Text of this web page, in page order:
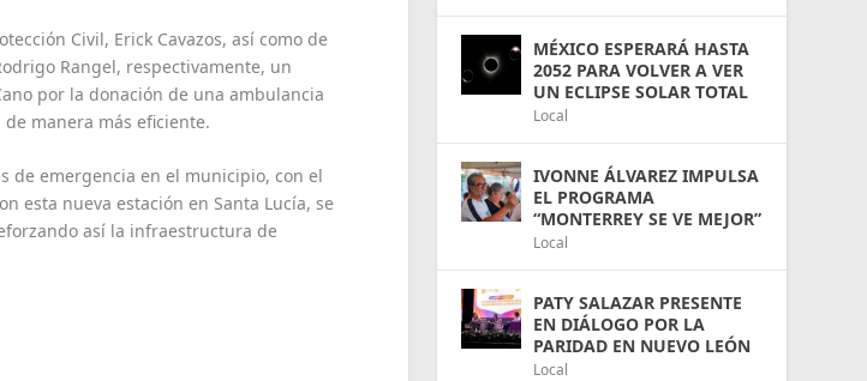
Civil, Erick Cavazos, así como de
Rangel, respectivamente, un
por la donación de una ambulancia
manera más eficiente.
de emergencia en el municipio, con el
esta nueva estación en Santa Lucía, se
así la infraestructura de
MÉXICO ESPERARÁ HASTA
2052 PARA VOLVER A VER
UN ECLIPSE SOLAR TOTAL
Local
IVONNE ÁLVAREZ IMPULSA
EL PROGRAMA
“MONTERREY SE VE MEJOR”
Local
PATY SALAZAR PRESENTE
EN DIÁLOGO POR LA
PARIDAD EN NUEVO LEÓN
Local